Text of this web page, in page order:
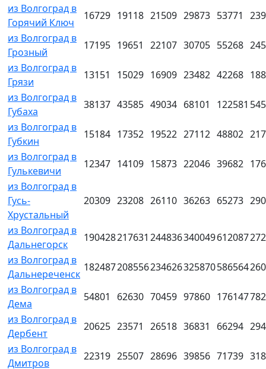
из Волгоград в
Горячий Ключ
16729 19118 21509 29873 53771
из Волгоград в
Грозный
17195 19651 22107 30705 55268
из Волгоград в
Грязи
13151 15029 16909 23482 42268
из Волгоград в
Губаха
38137 43585 49034 68101 122581
из Волгоград в
Губкин
15184 17352 19522 27112 48802
из Волгоград в
Гулькевичи
12347 14109 15873 22046 39682
из Волгоград в
Гусь-
Хрустальный
20309 23208 26110 36263 65273
из Волгоград в
Дальнегорск
190428217631 244836340049612087
из Волгоград в
Дальнереченск
182487208556234626325870586564
из Волгоград в
Дема
54801 62630 70459 97860 176147
из Волгоград в
Дербент
20625 23571 26518 36831 66294
из Волгоград в
Дмитров
22319 25507 28696 39856 71739